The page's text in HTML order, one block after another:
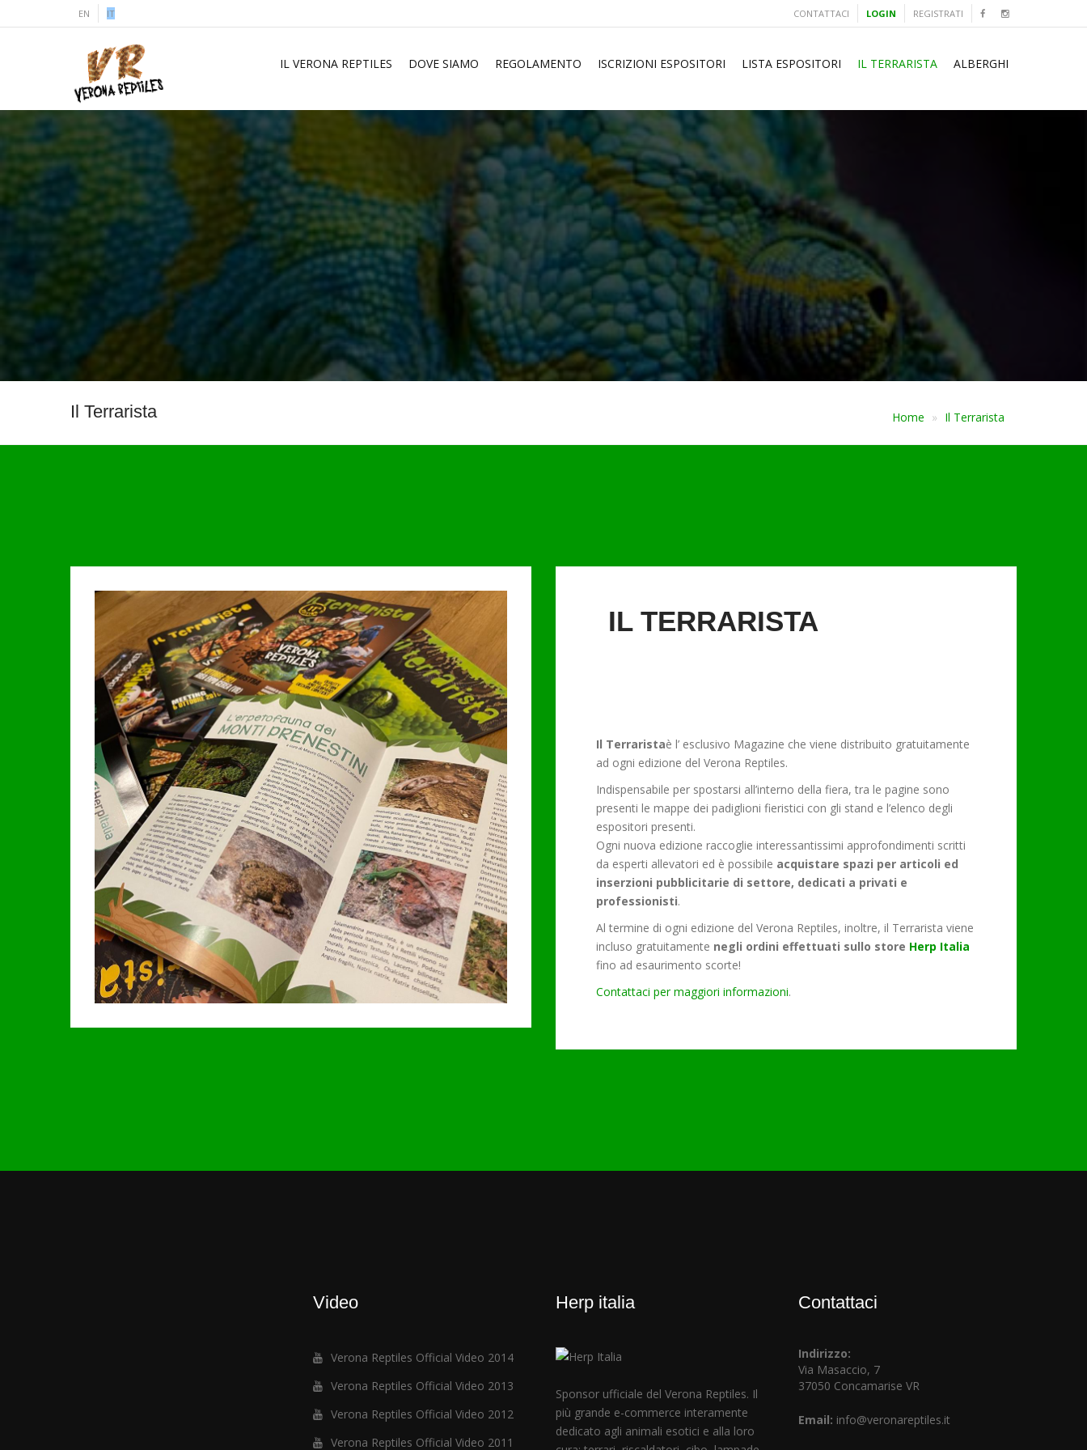
EN IT CONTATTACI LOGIN REGISTRATI
IL VERONA REPTILES DOVE SIAMO REGOLAMENTO ISCRIZIONI ESPOSITORI LISTA ESPOSITORI IL TERRARISTA ALBERGHI
Il Terrarista Home Il Terrarista
IL TERRARISTA
Il Terraristaè l’ esclusivo Magazine che viene distribuito gratuitamente
ad ogni edizione del Verona Reptiles.
Indispensabile per spostarsi all’interno della fiera, tra le pagine sono
presenti le mappe dei padiglioni fieristici con gli stand e l’elenco degli
espositori presenti.
Ogni nuova edizione raccoglie interessantissimi approfondimenti scritti
da esperti allevatori ed è possibile acquistare spazi per articoli ed
inserzioni pubblicitarie di settore, dedicati a privati e
professionisti.
Al termine di ogni edizione del Verona Reptiles, inoltre, il Terrarista viene
incluso gratuitamente negli ordini effettuati sullo store Herp Italia
fino ad esaurimento scorte!
Contattaci per maggiori informazioni.
Video
Verona Reptiles Official Video 2014
Verona Reptiles Official Video 2013
Verona Reptiles Official Video 2012
Verona Reptiles Official Video 2011
Herp italia
Sponsor ufficiale del Verona Reptiles. Il
più grande e-commerce interamente
dedicato agli animali esotici e alla loro
Contattaci
Indirizzo:
Via Masaccio, 7
37050 Concamarise VR
Email: info@veronareptiles.it